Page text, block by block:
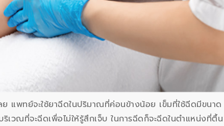
แพทย์จะใช้ยาฉีดในปริมาณที่ค่อนข้างน้อย เข็มที่ใช้ฉีดมีขนาด
เวณที่จะฉีดเพื่อไม่ให้รู้สึกเจ็บ ในการฉีดก็จะฉีดในตำแหน่งที่ตื้น